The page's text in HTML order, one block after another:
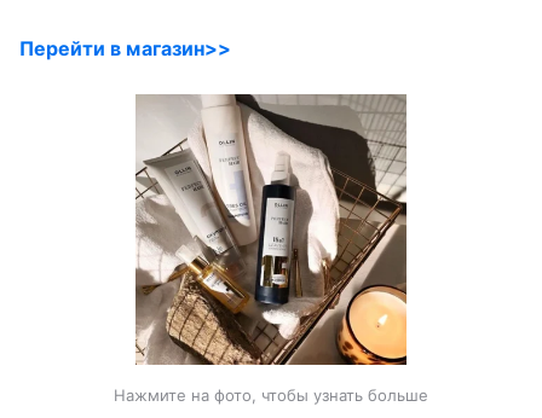
Перейти в магазин>>
Нажмите на фото, чтобы узнать больше